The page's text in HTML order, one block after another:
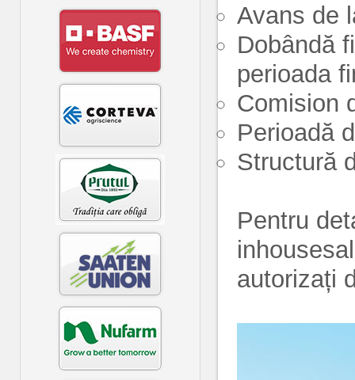
Avans de
Dobândă
perioada
Comision
Perioadă
Structură
Pentru
autorizați